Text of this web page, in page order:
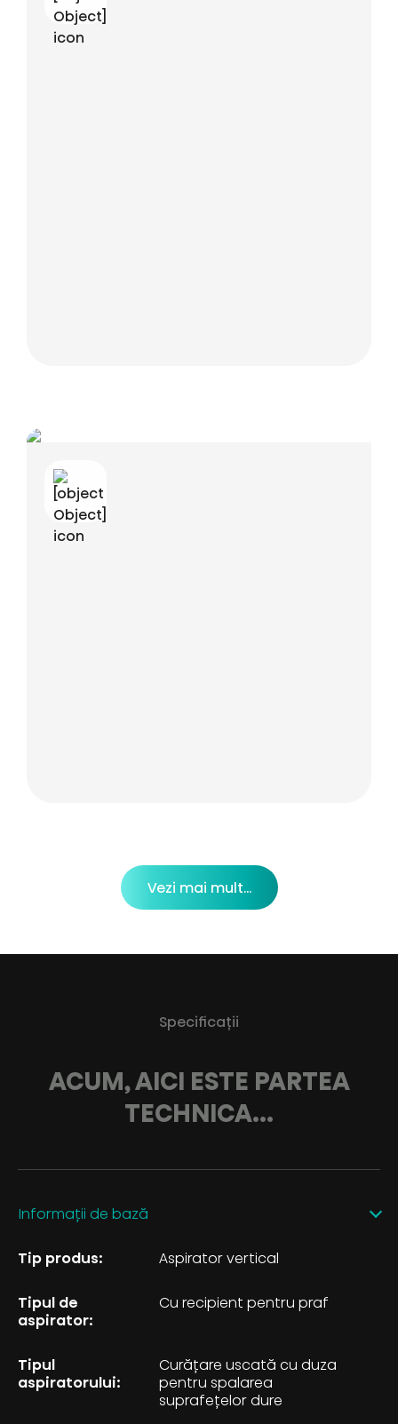
Vezi mai mult...
Specificații
ACUM, AICI ESTE PARTEA
TECHNICA...
Informații de bază
Tip produs: Aspirator vertical
Tipul de
aspirator:
Cu recipient pentru praf
Tipul
aspiratorului:
Curățare uscată cu duza
pentru spalarea
suprafețelor dure